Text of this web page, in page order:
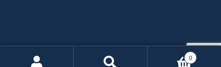
Created byGramatorik
Informational support byPoshuk.info
0